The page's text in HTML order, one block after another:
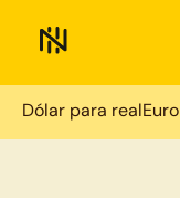
Dólar para real